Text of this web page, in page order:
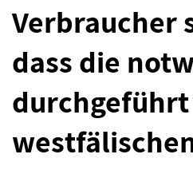
Verbraucher
dass die